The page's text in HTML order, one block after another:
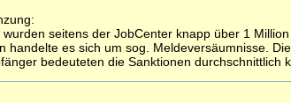
seitens der JobCenter knapp über 1
handelte es sich um sog. Meldeversäumnisse.
bedeuteten die Sanktionen durchschnittlich